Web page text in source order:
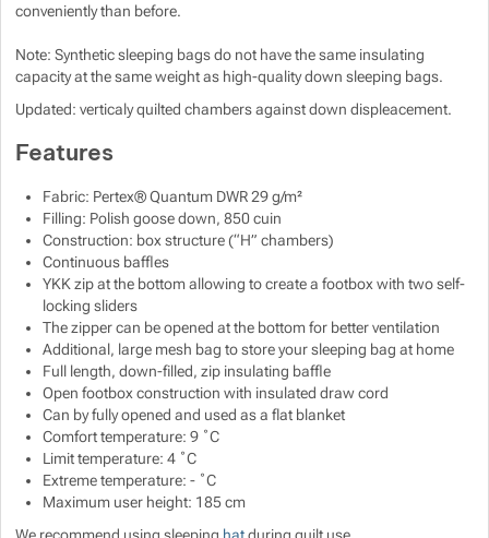
conveniently than before.
Note: Synthetic sleeping bags do not have the same insulating
capacity at the same weight as high-quality down sleeping bags.
Updated: verticaly quilted chambers against down displeacement.
Features
Fabric: Pertex® Quantum DWR 29 g/m²
Filling: Polish goose down, 850 cuin
Construction: box structure (“H” chambers)
Continuous baffles
YKK zip at the bottom allowing to create a footbox with two self-
locking sliders
The zipper can be opened at the bottom for better ventilation
Additional, large mesh bag to store your sleeping bag at home
Full length, down-filled, zip insulating baffle
Open footbox construction with insulated draw cord
Can by fully opened and used as a flat blanket
Comfort temperature: 9 ˚C
Limit temperature: 4 ˚C
Extreme temperature: - ˚C
Maximum user height: 185 cm
Show more
Show more
Show more
Show more
Show more
Show more
Show more
Show more
Show more
Show more
Show more
Show more
Show more
Show more
Show more